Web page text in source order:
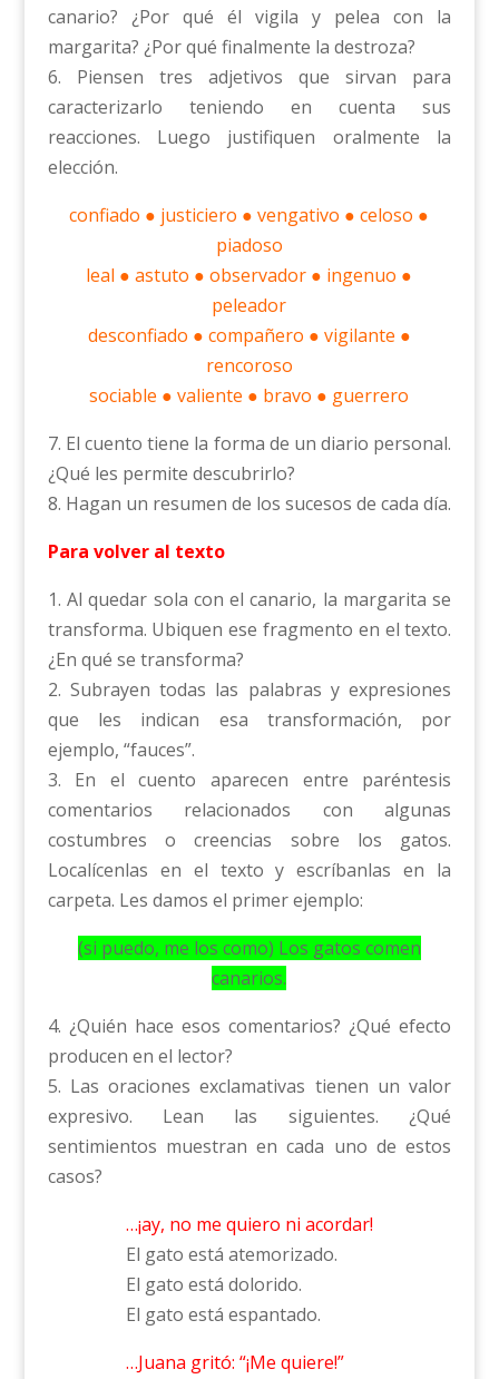
canario? ¿Por qué él vigila y pelea con la
margarita? ¿Por qué finalmente la destroza?
6. Piensen tres adjetivos que sirvan para
caracterizarlo teniendo en cuenta sus
reacciones. Luego justifiquen oralmente la
elección.
confiado ● justiciero ● vengativo ● celoso ●
piadoso
leal ● astuto ● observador ● ingenuo ●
peleador
desconfiado ● compañero ● vigilante ●
rencoroso
sociable ● valiente ● bravo ● guerrero
7. El cuento tiene la forma de un diario personal.
¿Qué les permite descubrirlo?
8. Hagan un resumen de los sucesos de cada día.
Para volver al texto
1. Al quedar sola con el canario, la margarita se
transforma. Ubiquen ese fragmento en el texto.
¿En qué se transforma?
2. Subrayen todas las palabras y expresiones
que les indican esa transformación, por
ejemplo, “fauces”.
3. En el cuento aparecen entre paréntesis
comentarios relacionados con algunas
costumbres o creencias sobre los gatos.
Localícenlas en el texto y escríbanlas en la
carpeta. Les damos el primer ejemplo:
(si puedo, me los como) Los gatos comen
canarios.
4. ¿Quién hace esos comentarios? ¿Qué efecto
producen en el lector?
5. Las oraciones exclamativas tienen un valor
expresivo. Lean las siguientes. ¿Qué
sentimientos muestran en cada uno de estos
casos?
…¡ay, no me quiero ni acordar!
El gato está atemorizado.
El gato está dolorido.
El gato está espantado.
…Juana gritó: “¡Me quiere!”